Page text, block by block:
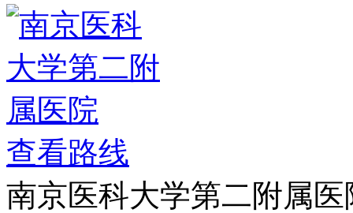
查看路线
南京医科大学第二附属医